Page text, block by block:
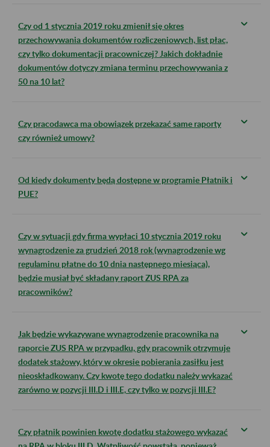
Czy od 1 stycznia 2019 roku zmienił się okres
przechowywania dokumentów rozliczeniowych, list płac,
czy tylko dokumentacji pracowniczej? Jakich dokładnie
dokumentów dotyczy zmiana terminu przechowywania z
50 na 10 lat?
Czy pracodawca ma obowiązek przekazać same raporty
czy również umowy?
Od kiedy dokumenty będą dostępne w programie Płatnik i
PUE?
Czy w sytuacji gdy firma wypłaci 10 stycznia 2019 roku
wynagrodzenie za grudzień 2018 rok (wynagrodzenie wg
regulaminu płatne do 10 dnia następnego miesiąca),
będzie musiał być składany raport ZUS RPA za
pracowników?
Jak będzie wykazywane wynagrodzenie pracownika na
raporcie ZUS RPA w przypadku, gdy pracownik otrzymuje
dodatek stażowy, który w okresie pobierania zasiłku jest
nieoskładkowany. Czy kwotę tego dodatku należy wykazać
zarówno w pozycji III.D i III.E, czy tylko w pozycji III.E?
Czy płatnik powinien kwotę dodatku stażowego wykazać